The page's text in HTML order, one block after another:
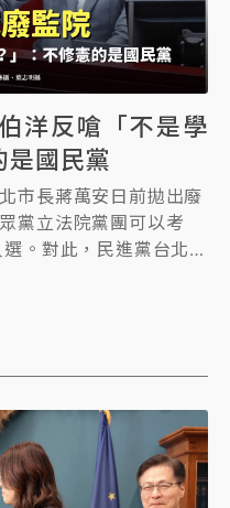
洋反嗆「不是學
是國民黨
市長蔣萬安日前拋出廢
黨立法院黨團可以考
。對此，民進黨台北市
，如果真的要廢掉監察
本就不是我們」，更